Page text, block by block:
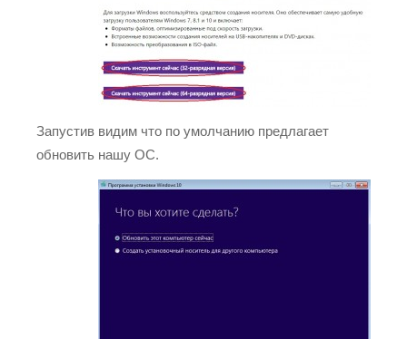
Запустив видим что по умолчанию предлагает
обновить нашу ОС.